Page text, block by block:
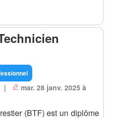
|
mar. 28 janv. 2025 à
(BTF) est un diplôme